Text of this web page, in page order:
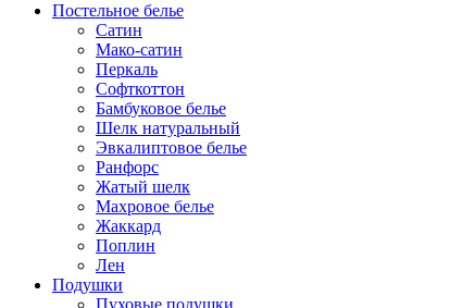
Постельное белье
Сатин
Мако-сатин
Перкаль
Софткоттон
Бамбуковое белье
Шелк натуральный
Эвкалиптовое белье
Ранфорс
Жатый шелк
Махровое белье
Жаккард
Поплин
Лен
Подушки
Пуховые подушки